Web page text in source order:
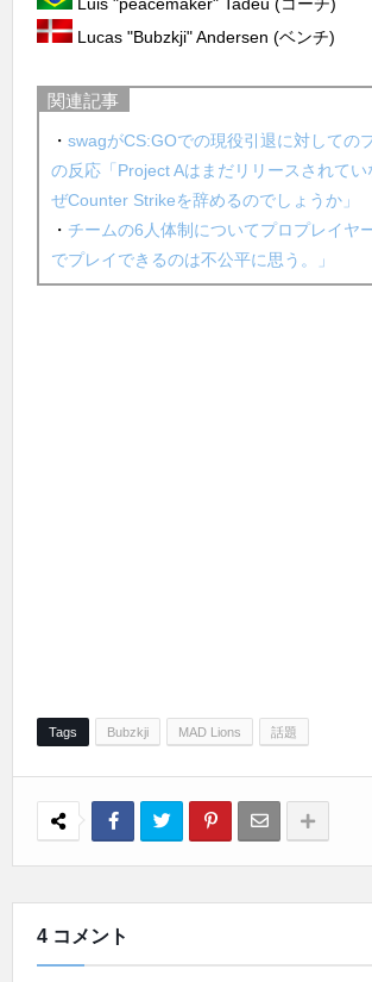
Luis "peacemaker" Tadeu (コーチ)
Lucas "Bubzkji" Andersen (ベンチ)
関連記事
・ swagがCS:GOでの現役引退に対しての
の反応「Project Aはまだリリースされてい
ぜCounter Strikeを辞めるのでしょうか」
・ チームの6人体制についてプロプレイヤ
でプレイできるのは不公平に思う。」
Tags Bubzkji MAD Lions 話題
4 コメント